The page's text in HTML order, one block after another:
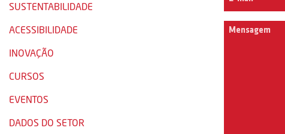
SUSTENTABILIDADE
ACESSIBILIDADE
INOVAÇÃO
CURSOS
EVENTOS
DADOS DO SETOR